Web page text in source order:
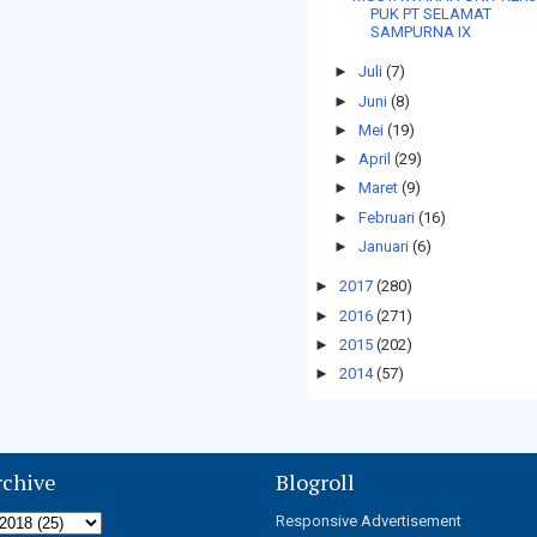
PUK PT SELAMAT
SAMPURNA IX
► Juli (7)
► Juni (8)
► Mei (19)
► April (29)
► Maret (9)
► Februari (16)
► Januari (6)
► 2017 (280)
► 2016 (271)
► 2015 (202)
► 2014 (57)
Blogroll
Responsive Advertisement